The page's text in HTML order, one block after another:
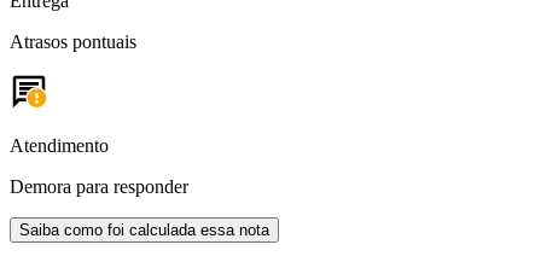
Atrasos pontuais
Atendimento
Demora para responder
Saiba como foi calculada essa nota